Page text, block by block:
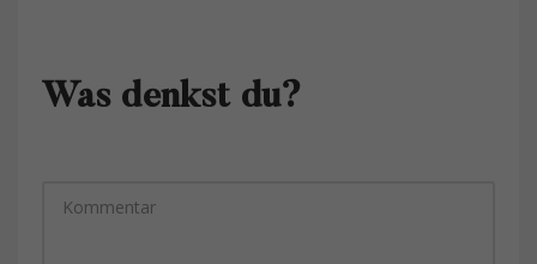
Was denkst du?